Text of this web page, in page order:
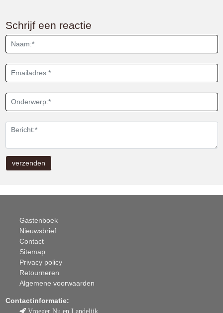
Schrijf een reactie
Gastenboek
Nieuwsbrief
Contact
Sitemap
Privacy policy
Retourneren
Algemene voorwaarden
Contactinformatie:
Vroeger Nu en Landelijk